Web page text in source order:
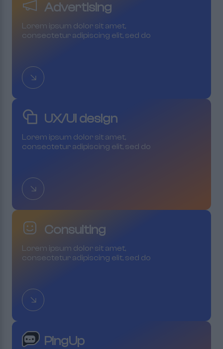
Advertising
Lorem ipsum dolor sit amet,
consectetur adipiscing elit, sed do
UX/Ui design
Lorem ipsum dolor sit amet,
consectetur adipiscing elit, sed do
Consulting
Lorem ipsum dolor sit amet,
consectetur adipiscing elit, sed do
PingUp